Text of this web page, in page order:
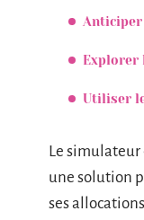
Anticiper
Explorer
Utiliser
Le simulateur
une solution
ses